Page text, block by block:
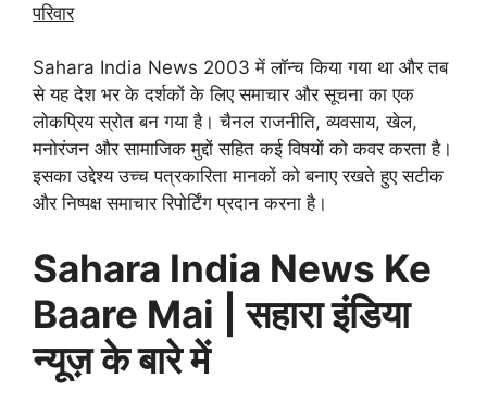
परिवार
Sahara India News 2003 में लॉन्च किया गया था और तब
से यह देश भर के दर्शकों के लिए समाचार और सूचना का एक
लोकप्रिय स्रोत बन गया है। चैनल राजनीति, व्यवसाय, खेल,
मनोरंजन और सामाजिक मुद्दों सहित कई विषयों को कवर करता है।
इसका उद्देश्य उच्च पत्रकारिता मानकों को बनाए रखते हुए सटीक
और निष्पक्ष समाचार रिपोर्टिंग प्रदान करना है।
Sahara India News Ke
Baare Mai | सहारा इंडिया
न्यूज़ के बारे में